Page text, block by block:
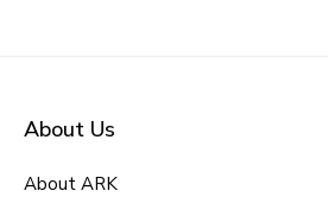
About Us
About ARK